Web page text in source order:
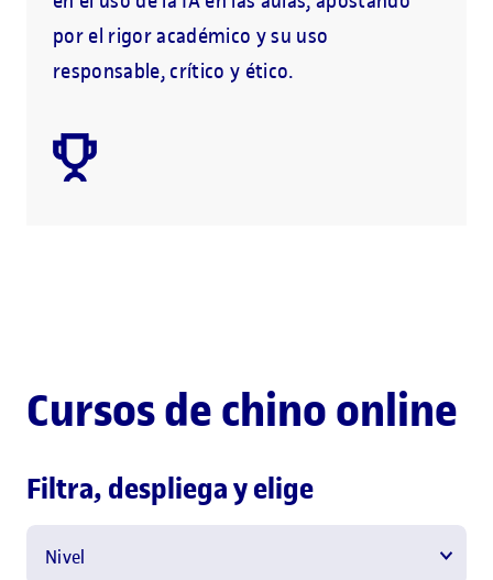
por el rigor académico y su uso
responsable, crítico y ético.
Cursos de chino online
Filtra, despliega y elige
Nivel